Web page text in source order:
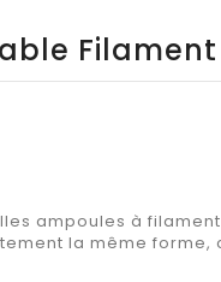
Filament
ampoules à
la même